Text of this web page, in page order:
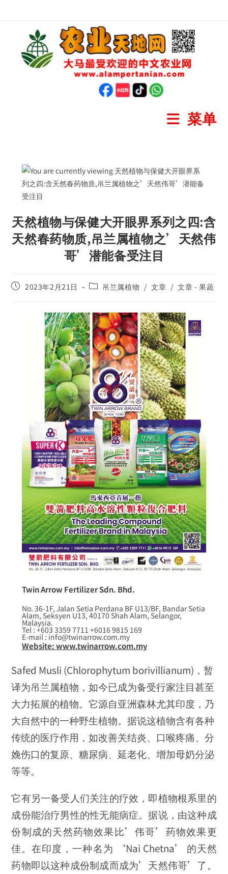
菜单
天然植物与保健大开眼界系列之四:含
天然春药物质,吊兰属植物之’天然伟
哥’潜能备受注目
2023年2月21日 吊兰属植物 / 文章 / 文章 - 果蔬
Twin Arrow Fertilizer Sdn. Bhd.
No. 36-1F, Jalan Setia Perdana BF U13/BF, Bandar Setia
Alam, Seksyen U13, 40170 Shah Alam, Selangor,
Malaysia.
Tel : +603 3359 7711 +6016 9815 169
E-mail : info@twinarrow.com.my
Website: www.twinarrow.com.my
Safed Musli (Chlorophytum borivillianum)，暂
译为吊兰属植物，如今已成为备受行家注目甚至
大力拓展的植物。它源自亚洲森林尤其印度，乃
大自然中的一种野生植物。据说这植物含有各种
传统的医疗作用，如改善关结炎、口喉疼痛、分
娩伤口的复原、糖尿病、延老化、增加母奶分泌
等等。
它有另一备受人们关注的疗效，即植物根系里的
成份能治疗男性的性无能病症。据说，由这种成
份制成的天然药物效果比’伟哥’药物效果更
佳。在印度，一种名为 ‘Nai Chetna’ 的天然
药物即以这种成份制成而成为’天然伟哥’了。